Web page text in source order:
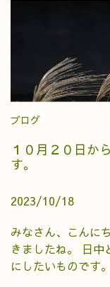
ブログ
１０月２０日か
す。
2023/10/18
みなさん、こんに
きましたね。 日中
にしたいものです